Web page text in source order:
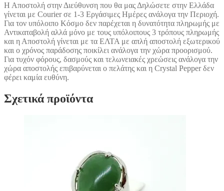
Η Αποστολή στην Διεύθυνση που θα μας Δηλώσετε στην Ελλάδα
γίνεται με Courier σε 1-3 Εργάσιμες Ημέρες ανάλογα την Περιοχή.
Για τον υπόλοιπο Κόσμο δεν παρέχεται η δυνατότητα πληρωμής με
Αντικαταβολή αλλά μόνο με τους υπόλοιπους 3 τρόπους πληρωμής
και η Αποστολή γίνεται με τα ΕΛΤΑ με απλή αποστολή εξωτερικού
και ο χρόνος παράδοσης ποικίλει ανάλογα την χώρα προορισμού.
Για τυχόν φόρους, δασμούς και τελωνειακές χρεώσεις ανάλογα την
χώρα αποστολής επιβαρύνεται ο πελάτης και η Crystal Pepper δεν
φέρει καμία ευθύνη.
Σχετικά προϊόντα